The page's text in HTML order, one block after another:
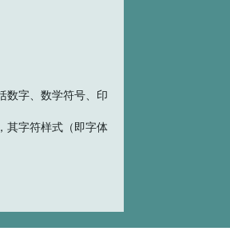
数字、数学符号、印
其字符样式（即字体